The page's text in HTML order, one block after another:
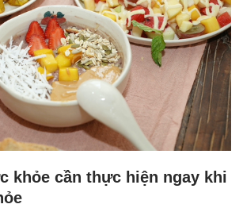
khỏe cần thực hiện ngay khi